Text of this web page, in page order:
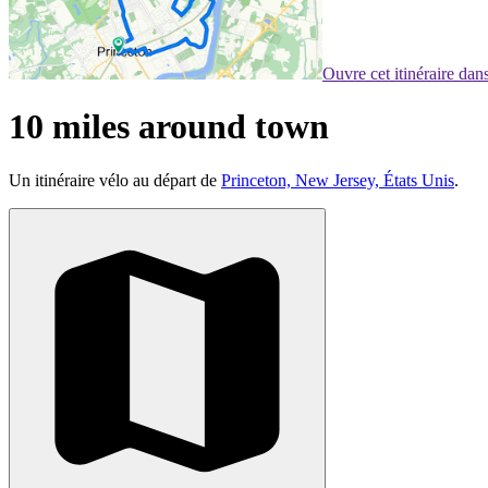
Ouvre cet itinéraire
10 miles around town
Un itinéraire vélo au départ de Princeton, New Jersey, États Unis.